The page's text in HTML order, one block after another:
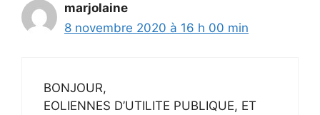
marjolaine
8 novembre 2020 à 16 h 00 min
BONJOUR,
EOLIENNES D’UTILITE PUBLIQUE, ET